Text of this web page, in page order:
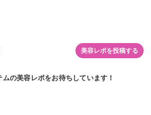
美容レポを投稿する
ムの美容レポをお待ちしています！